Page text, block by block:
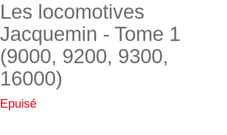
Les locomotives
Jacquemin - Tome 1
(9000, 9200, 9300,
16000)
Epuisé